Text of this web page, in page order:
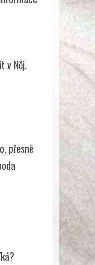
v Něj.
přesně